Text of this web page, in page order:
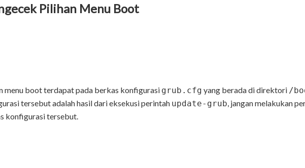
Pilihan Menu Boot
menu boot terdapat pada berkas konfigurasi grub.cfg yang berada di direktori /
tersebut adalah hasil dari eksekusi perintah update-grub, jangan melakukan
konfigurasi tersebut.